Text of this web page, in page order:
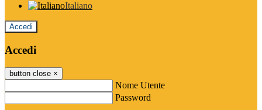
Italiano
Accedi
Accedi
button close ×
Nome Utente
Password